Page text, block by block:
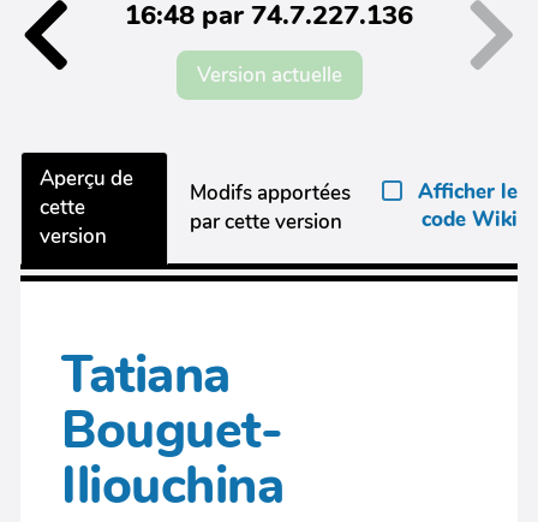
16:48 par 74.7.227.136
Version actuelle
Aperçu de
cette
version
Modifs apportées
par cette version
Afficher le
code Wiki
Tatiana
Bouguet-
Iliouchina